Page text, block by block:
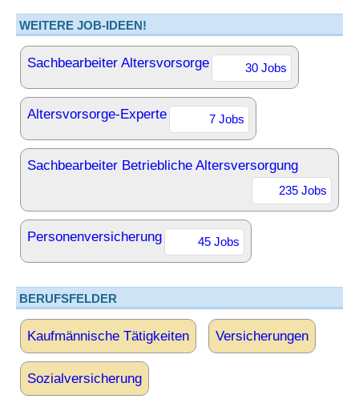
WEITERE JOB-IDEEN!
Sachbearbeiter Altersvorsorge 30 Jobs
Altersvorsorge-Experte 7 Jobs
Sachbearbeiter Betriebliche Altersversorgung
235 Jobs
Personenversicherung 45 Jobs
BERUFSFELDER
Kaufmännische Tätigkeiten Versicherungen
Sozialversicherung